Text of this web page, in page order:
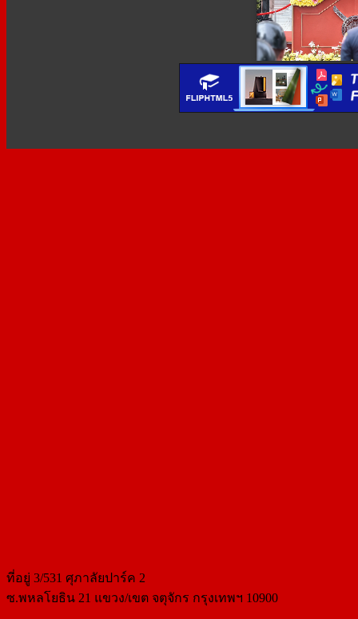
ที่อยู่​ 3/531​ ศุภาลัยปาร์ค​ 2
ซ.พหลโยธิน​ 21​ แขวง/เขต​ จตุจักร​ กรุงเทพฯ 10900